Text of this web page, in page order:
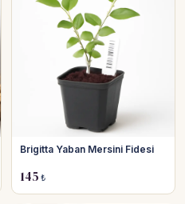
Brigitta Yaban Mersini Fidesi
145 ₺